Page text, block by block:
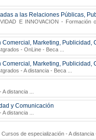
a las Relaciones Públicas,
E INNOVACION - Formación
Comercial, Marketing, Publicidad,
- OnLine - Beca
Comercial, Marketing, Publicidad,
- A distancia - Beca
A distancia
y Comunicación
A distancia
Cursos de especialización - A distancia